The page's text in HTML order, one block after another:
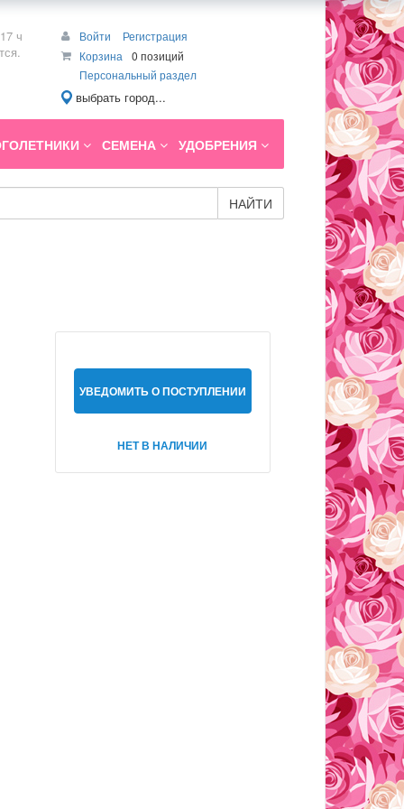
ч
Войти
Регистрация
Корзина
0 позиций
Персональный раздел
выбрать город...
СЕМЕНА УДОБРЕНИЯ
НАЙТИ
УВЕДОМИТЬ О ПОСТУПЛЕНИИ
НЕТ В НАЛИЧИИ